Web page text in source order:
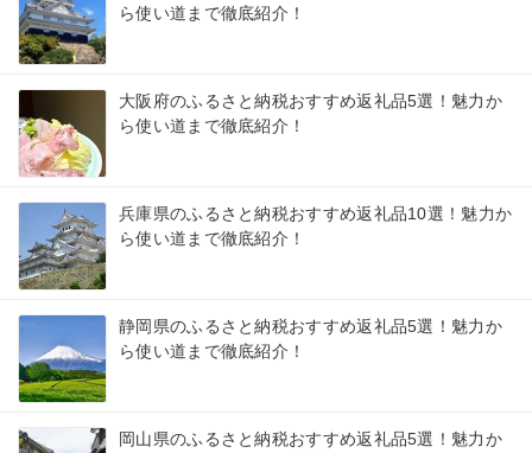
ら使い道まで徹底紹介！
大阪府のふるさと納税おすすめ返礼品5選！魅力か
ら使い道まで徹底紹介！
兵庫県のふるさと納税おすすめ返礼品10選！魅力か
ら使い道まで徹底紹介！
静岡県のふるさと納税おすすめ返礼品5選！魅力か
ら使い道まで徹底紹介！
岡山県のふるさと納税おすすめ返礼品5選！魅力か